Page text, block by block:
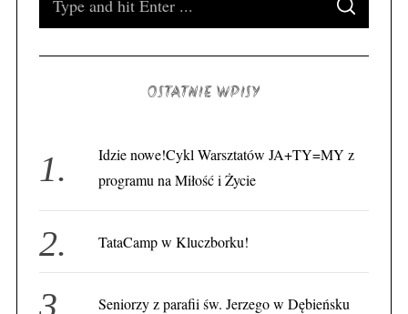
o
S
A
C
OSTATNIE WPISY
Idzie nowe!Cykl Warsztatów JA+TY=MY z
programu na Miłość i Życie
TataCamp w Kluczborku!
Seniorzy z parafii św. Jerzego w Dębieńsku